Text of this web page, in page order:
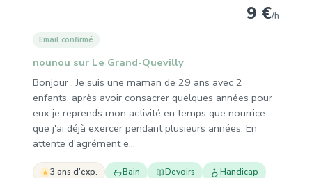
9 €/h
Email confirmé
nounou sur Le Grand-Quevilly
Bonjour , Je suis une maman de 29 ans avec 2
enfants, après avoir consacrer quelques années pour
eux je reprends mon activité en temps que nourrice
que j'ai déjà exercer pendant plusieurs années. En
attente d'agrément e…
3 ans d'exp. Bain Devoirs Handicap